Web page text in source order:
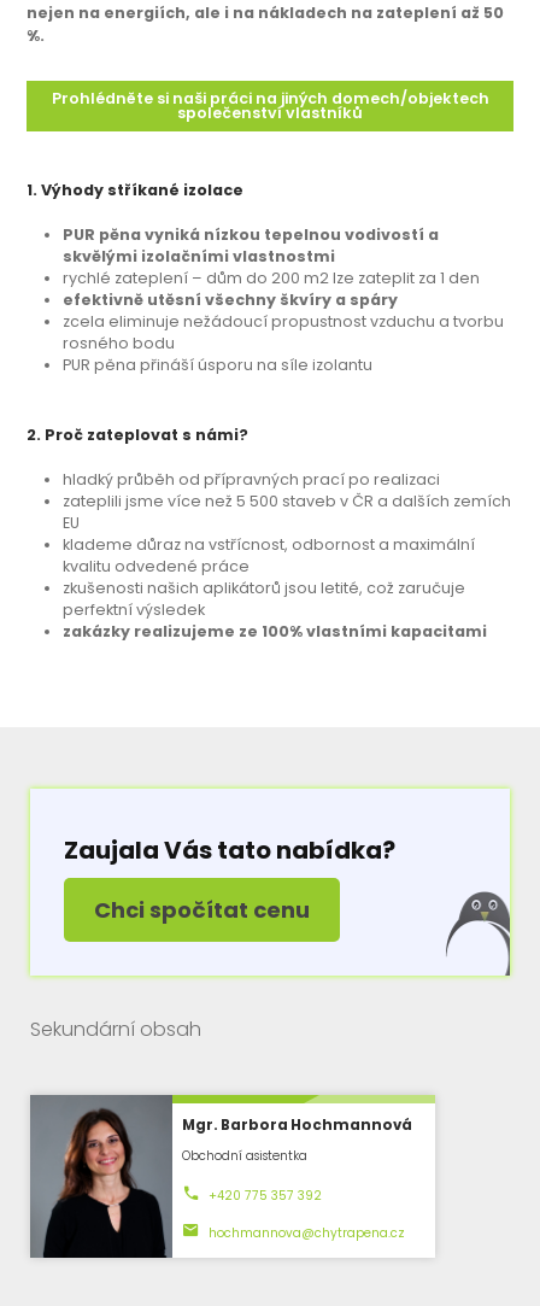
nejen na energiích, ale i na nákladech na zateplení až 50
%.
Prohlédněte si naši práci na jiných domech/objektech
společenství vlastníků
1. Výhody stříkané izolace
PUR pěna vyniká nízkou tepelnou vodivostí a
skvělými izolačními vlastnostmi
rychlé zateplení – dům do 200 m2 lze zateplit za 1 den
efektivně utěsní všechny škvíry a spáry
zcela eliminuje nežádoucí propustnost vzduchu a tvorbu
rosného bodu
PUR pěna přináší úsporu na síle izolantu
2. Proč zateplovat s námi?
hladký průběh od přípravných prací po realizaci
zateplili jsme více než 5 500 staveb v ČR a dalších zemích
EU
klademe důraz na vstřícnost, odbornost a maximální
kvalitu odvedené práce
zkušenosti našich aplikátorů jsou letité, což zaručuje
perfektní výsledek
zakázky realizujeme ze 100% vlastními kapacitami
Zaujala Vás tato nabídka?
Chci spočítat cenu
Sekundární obsah
Mgr. Barbora Hochmannová
Obchodní asistentka
+420 775 357 392
hochmannova@chytrapena.cz